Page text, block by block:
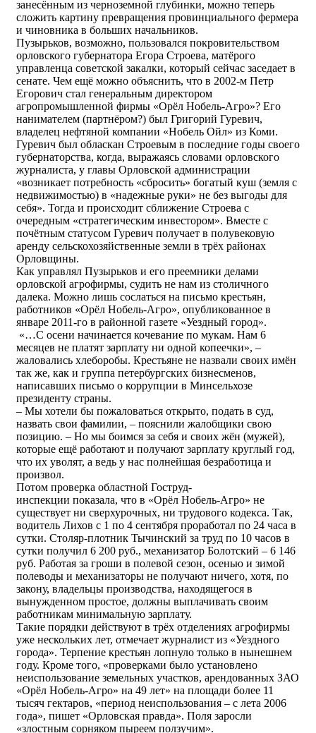
занесённым из черноземной глубинки, можно теперь
сложить картину превращения провинциального фермера
и чиновника в больших начальников.
Пузырьков, возможно, пользовался покровительством
орловского губернатора Егора Строева, матёрого
управленца советской закалки, который сейчас заседает в
сенате. Чем ещё можно объяснить, что в 2002-м Петр
Егорович стал генеральным директором
агропромышленной фирмы «Орёл Нобель-Агро»? Его
нанимателем (партнёром?) был Григорий Гуревич,
владелец нефтяной компании «Нобель Ойл» из Коми.
Гуревич был обласкан Строевым в последние годы своего
губернаторства, когда, выражаясь словами орловского
журналиста, у главы Орловской администрации
«возникает потребность «сбросить» богатый куш (земля с
недвижимостью) в «надежные руки» не без выгоды для
себя». Тогда и происходит сближение Строева с
очередным «стратегическим инвестором». Вместе с
почётным статусом Гуревич получает в полувековую
аренду сельскохозяйственные земли в трёх районах
Орловщины.
Как управлял Пузырьков и его преемники делами
орловской агрофирмы, судить не нам из столичного
далека. Можно лишь сослаться на письмо крестьян,
работников «Орёл Нобель-Агро», опубликованное в
январе 2011-го в районной газете «Уездный город».
«…С осени начинается кочевание по мукам. Нам 6
месяцев не платят зарплату ни одной копеечки», –
жаловались хлеборобы. Крестьяне не назвали своих имён
так же, как и группа петербургских бизнесменов,
написавших письмо о коррупции в Минсельхозе
президенту страны.
– Мы хотели бы пожаловаться открыто, подать в суд,
назвать свои фамилии, – пояснили жалобщики свою
позицию. – Но мы боимся за себя и своих жён (мужей),
которые ещё работают и получают зарплату круглый год,
что их уволят, а ведь у нас полнейшая безработица и
произвол.
Потом проверка областной Гоструд-
инспекции показала, что в «Орёл Нобель-Агро» не
существует ни сверхурочных, ни трудового кодекса. Так,
водитель Лихов с 1 по 4 сентября проработал по 24 часа в
сутки. Столяр-плотник Тычинский за труд по 10 часов в
сутки получил 6 200 руб., механизатор Болотский – 6 146
руб. Работая за гроши в полевой сезон, осенью и зимой
полеводы и механизаторы не получают ничего, хотя, по
закону, владельцы производства, находящегося в
вынужденном простое, должны выплачивать своим
работникам минимальную зарплату.
Такие порядки действуют в трёх отделениях агрофирмы
уже нескольких лет, отмечает журналист из «Уездного
города». Терпение крестьян лопнуло только в нынешнем
году. Кроме того, «проверками было установлено
неиспользование земельных участков, арендованных ЗАО
«Орёл Нобель-Агро» на 49 лет» на площади более 11
тысяч гектаров, «период неиспользования – с лета 2006
года», пишет «Орловская правда». Поля заросли
«злостным сорняком пыреем ползучим».